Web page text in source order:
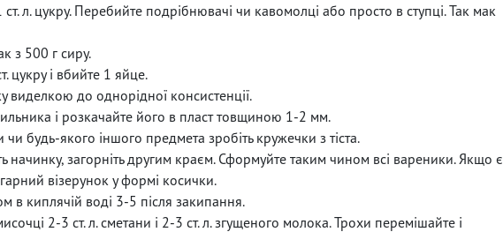
ст. л. цукру. Перебийте подрібнювачі чи кавомолці або просто в ступці. Так мак
з 500 г сиру.
цукру і вбийте 1 яйце.
виделкою до однорідної консистенції.
і розкачайте його в пласт товщиною 1-2 мм.
будь-якого іншого предмета зробіть кружечки з тіста.
начинку, загорніть другим краєм. Сформуйте таким чином всі вареники. Якщо є
візерунок у формі косички.
в киплячій воді 3-5 після закипання.
2-3 ст. л. сметани і 2-3 ст. л. згущеного молока. Трохи перемішайте і